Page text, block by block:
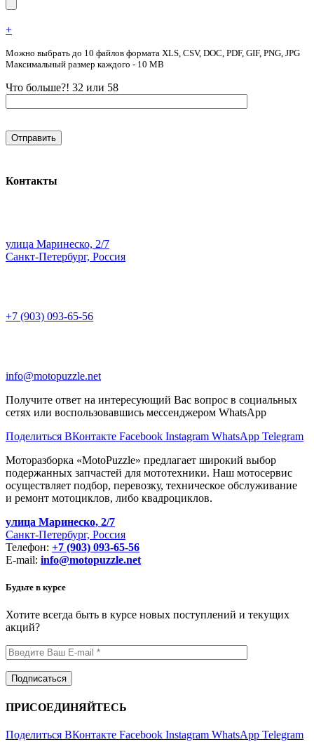
+
Можно выбрать до 10 файлов формата XLS, CSV, DOC, PDF, GIF, PNG, JPG
Максимальный размер каждого - 10 MB
Что больше?! 32 или 58
Контакты
улица Маринеско, 2/7
Санкт-Петербург, Россия
+7 (903) 093-65-56
info@motopuzzle.net
Получите ответ на интересующий Вас вопрос в социальных
сетях или воспользовавшись мессенджером WhatsApp
Поделиться ВКонтакте Facebook Instagram WhatsApp Telegram
Моторазборка «MotoPuzzle» предлагает широкий выбор
подержанных запчастей для мототехники. Наш мотосервис
осуществляет подбор, перевозку, техническое обслуживание
и ремонт мотоциклов, либо квадроциклов.
улица Маринеско, 2/7
Санкт-Петербург, Россия
Телефон: +7 (903) 093-65-56
E-mail: info@motopuzzle.net
Будьте в курсе
Хотите всегда быть в курсе новых поступлений и текущих
акций?
ПРИСОЕДИНЯЙТЕСЬ
Поделиться ВКонтакте Facebook Instagram WhatsApp Telegram